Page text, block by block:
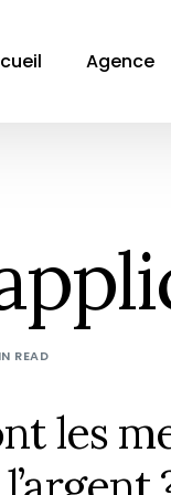
Agence
READ
les